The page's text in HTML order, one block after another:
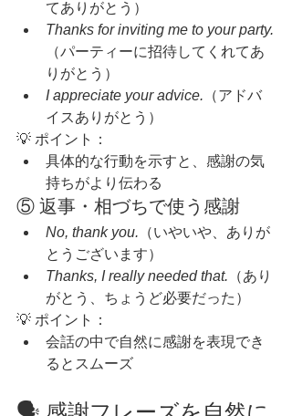
てありがとう）
Thanks for inviting me to your party.
（パーティーに招待してくれてあ
りがとう）
I appreciate your advice. （アドバ
イスありがとう）
💡 ポイント：
具体的な行動を示すと、感謝の気
持ちがより伝わる
⑤ 返事・相づちで使う感謝
No, thank you. （いやいや、ありが
とうございます）
Thanks, I really needed that. （あり
がとう、ちょうど必要だった）
💡 ポイント：
会話の中で自然に感謝を表現でき
るとスムーズ